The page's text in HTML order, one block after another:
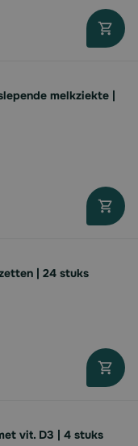
melkziekte |
| 24 stuks
vit. D3 | 4 stuks